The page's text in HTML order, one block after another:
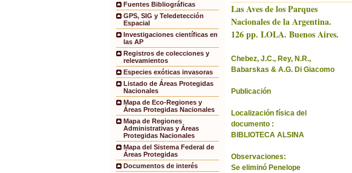
Fuentes Bibliográficas
GPS, SIG y Teledetección
Espacial
Investigaciones científicas en
las AP
Registros de colecciones y
relevamientos
Especies exóticas invasoras
Listado de Áreas Protegidas
Nacionales
Mapa de Eco-Regiones y
Áreas Protegidas Nacionales
Mapa de Regiones
Administrativas y Áreas
Protegidas Nacionales
Mapa del Sistema Federal de
Áreas Protegidas
Documentos de interés
Las Aves de los Parques
Nacionales de la Argentina.
126 pp. LOLA. Buenos Aires.
Chebez, J.C., Rey, N.R.,
Babarskas & A.G. Di Giacomo
Publicación
Localización física del
documento :
BIBLIOTECA ALSINA
Observaciones:
Se eliminó Penelope